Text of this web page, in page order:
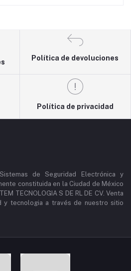
Política de devoluciones
Política de privacidad
de Seguridad Electrónica y
constituida en la Ciudad de México
TECNOLOGIA S DE RL DE CV. Venta
y tecnologia a través de nuestro sitio